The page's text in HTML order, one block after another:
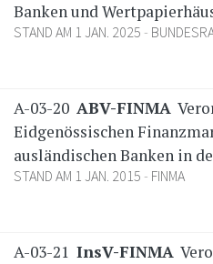
Banken und
STAND AM 1 JAN. 2025
A-03-20 ABV-FINMA
Eidgenössischen
ausländischen Banken in
STAND AM 1 JAN. 2015
FINMA
A-03-21 InsV-FINMA